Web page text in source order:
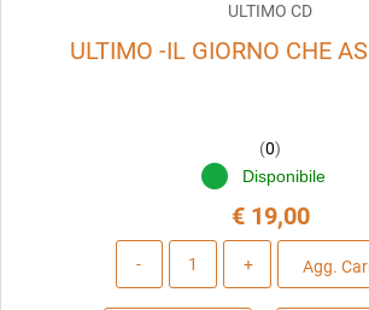
ULTIMO CD
ULTIMO -IL GIORNO CHE
(0)
Disponibile
€ 19,00
Agg.